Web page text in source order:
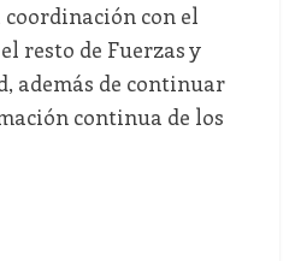
con el
resto de Fuerzas y
además de continuar
continua de los